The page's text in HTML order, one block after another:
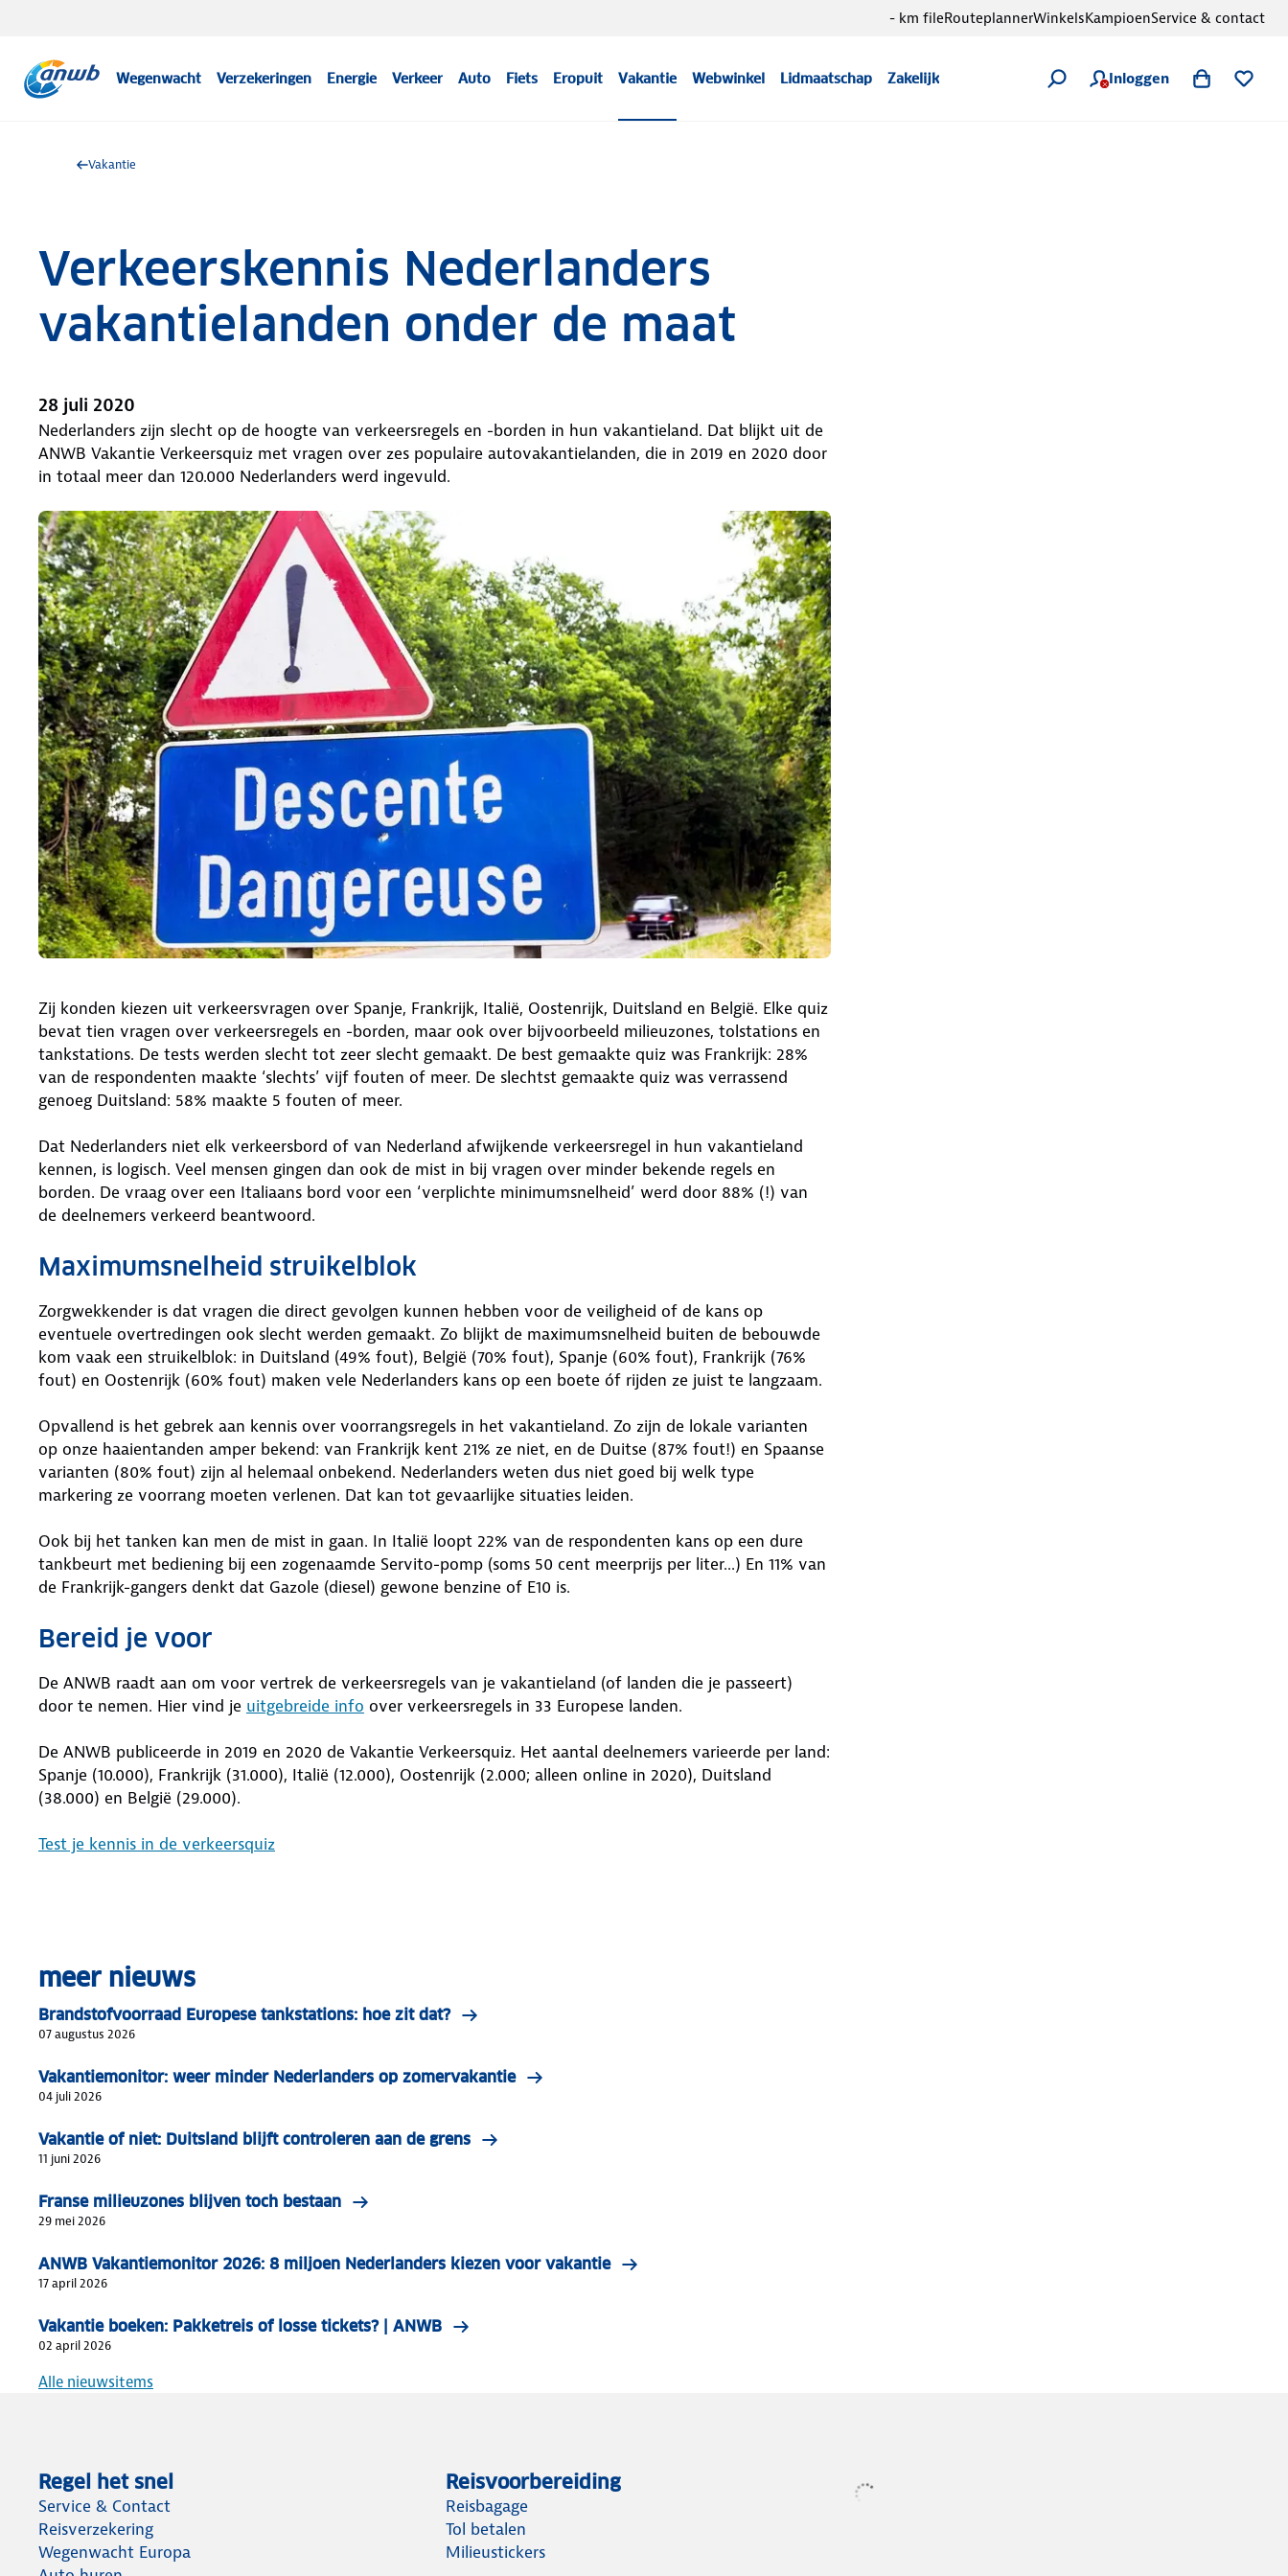
Wegenwacht Verzekeringen Energie Verkeer Auto Fiets Eropuit Vakantie Webwinkel Lidmaatschap Zakelijk Inloggen
- km fileRouteplannerWinkelsKampioenService & contact
Vakantie
Verkeerskennis Nederlanders
vakantielanden onder de maat
28 juli 2020
Nederlanders zijn slecht op de hoogte van verkeersregels en -borden in hun vakantieland. Dat blijkt uit de
ANWB Vakantie Verkeersquiz met vragen over zes populaire autovakantielanden, die in 2019 en 2020 door
in totaal meer dan 120.000 Nederlanders werd ingevuld.
Zij konden kiezen uit verkeersvragen over Spanje, Frankrijk, Italië, Oostenrijk, Duitsland en België. Elke quiz
bevat tien vragen over verkeersregels en -borden, maar ook over bijvoorbeeld milieuzones, tolstations en
tankstations. De tests werden slecht tot zeer slecht gemaakt. De best gemaakte quiz was Frankrijk: 28%
van de respondenten maakte ‘slechts’ vijf fouten of meer. De slechtst gemaakte quiz was verrassend
genoeg Duitsland: 58% maakte 5 fouten of meer.
Dat Nederlanders niet elk verkeersbord of van Nederland afwijkende verkeersregel in hun vakantieland
kennen, is logisch. Veel mensen gingen dan ook de mist in bij vragen over minder bekende regels en
borden. De vraag over een Italiaans bord voor een ‘verplichte minimumsnelheid’ werd door 88% (!) van
de deelnemers verkeerd beantwoord.
Maximumsnelheid struikelblok
Zorgwekkender is dat vragen die direct gevolgen kunnen hebben voor de veiligheid of de kans op
eventuele overtredingen ook slecht werden gemaakt. Zo blijkt de maximumsnelheid buiten de bebouwde
kom vaak een struikelblok: in Duitsland (49% fout), België (70% fout), Spanje (60% fout), Frankrijk (76%
fout) en Oostenrijk (60% fout) maken vele Nederlanders kans op een boete óf rijden ze juist te langzaam.
Opvallend is het gebrek aan kennis over voorrangsregels in het vakantieland. Zo zijn de lokale varianten
op onze haaientanden amper bekend: van Frankrijk kent 21% ze niet, en de Duitse (87% fout!) en Spaanse
varianten (80% fout) zijn al helemaal onbekend. Nederlanders weten dus niet goed bij welk type
markering ze voorrang moeten verlenen. Dat kan tot gevaarlijke situaties leiden.
Ook bij het tanken kan men de mist in gaan. In Italië loopt 22% van de respondenten kans op een dure
tankbeurt met bediening bij een zogenaamde Servito-pomp (soms 50 cent meerprijs per liter...) En 11% van
de Frankrijk-gangers denkt dat Gazole (diesel) gewone benzine of E10 is.
Bereid je voor
De ANWB raadt aan om voor vertrek de verkeersregels van je vakantieland (of landen die je passeert)
door te nemen. Hier vind je uitgebreide info over verkeersregels in 33 Europese landen.
De ANWB publiceerde in 2019 en 2020 de Vakantie Verkeersquiz. Het aantal deelnemers varieerde per land:
Spanje (10.000), Frankrijk (31.000), Italië (12.000), Oostenrijk (2.000; alleen online in 2020), Duitsland
(38.000) en België (29.000).
Test je kennis in de verkeersquiz
meer nieuws
Brandstofvoorraad Europese tankstations: hoe zit dat?
07 augustus 2026
Vakantiemonitor: weer minder Nederlanders op zomervakantie
04 juli 2026
Vakantie of niet: Duitsland blijft controleren aan de grens
11 juni 2026
Franse milieuzones blijven toch bestaan
29 mei 2026
ANWB Vakantiemonitor 2026: 8 miljoen Nederlanders kiezen voor vakantie
17 april 2026
Vakantie boeken: Pakketreis of losse tickets? | ANWB
02 april 2026
Alle nieuwsitems
Regel het snel
Service & Contact
Reisverzekering
Wegenwacht Europa
Reisvoorbereiding
Reisbagage
Tol betalen
Milieustickers